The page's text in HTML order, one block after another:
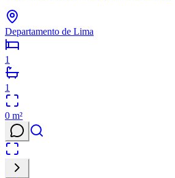
Departamento de Lima
1
1
0 m²